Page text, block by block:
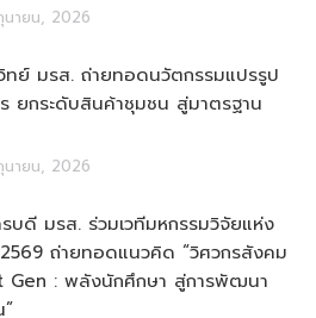
ายน, 2026
ทย์ มรส. ถ่ายทอดนวัตกรรมแปรรูป
ยกระดับสินค้าชุมชน สู่มาตรฐาน
ายน, 2026
บดี มรส. ร่วมเวทีมหกรรมวิจัยแห่ง
ถ่ายทอดแนวคิด “วิศวกรสังคม
Gen : พลังนักศึกษา สู่การพัฒนา